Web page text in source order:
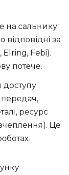
на сальнику.
відповідні за
Elring, Febi).
потече.
передач,
ресурс
Це